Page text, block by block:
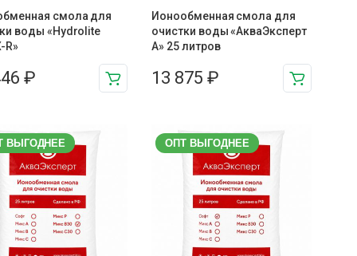
смола для
воды «Hydrolite
R»
₽
Ионообменная смола для
очистки воды «АкваЭксперт
A» 25 литров
13 875₽
ВЫГОДНЕЕ ОПТ ВЫГОДНЕЕ